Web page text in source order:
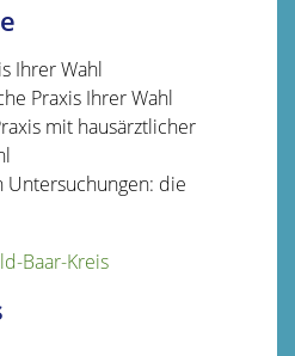
Ihrer Wahl
Praxis Ihrer Wahl
mit hausärztlicher
die
Baar-Kreis